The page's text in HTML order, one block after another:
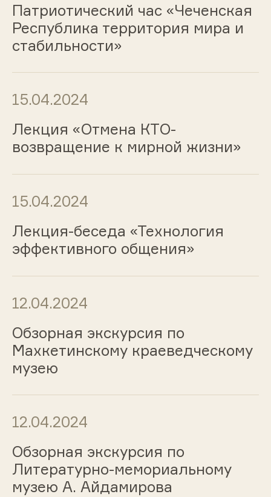
Патриотический час «Чеченская
Республика территория мира и
стабильности»
15.04.2024
Лекция «Отмена КТО-
возвращение к мирной жизни»
15.04.2024
Лекция-беседа «Технология
эффективного общения»
12.04.2024
Обзорная экскурсия по
Махкетинскому краеведческому
музею
12.04.2024
Обзорная экскурсия по
Литературно-мемориальному
музею А. Айдамирова